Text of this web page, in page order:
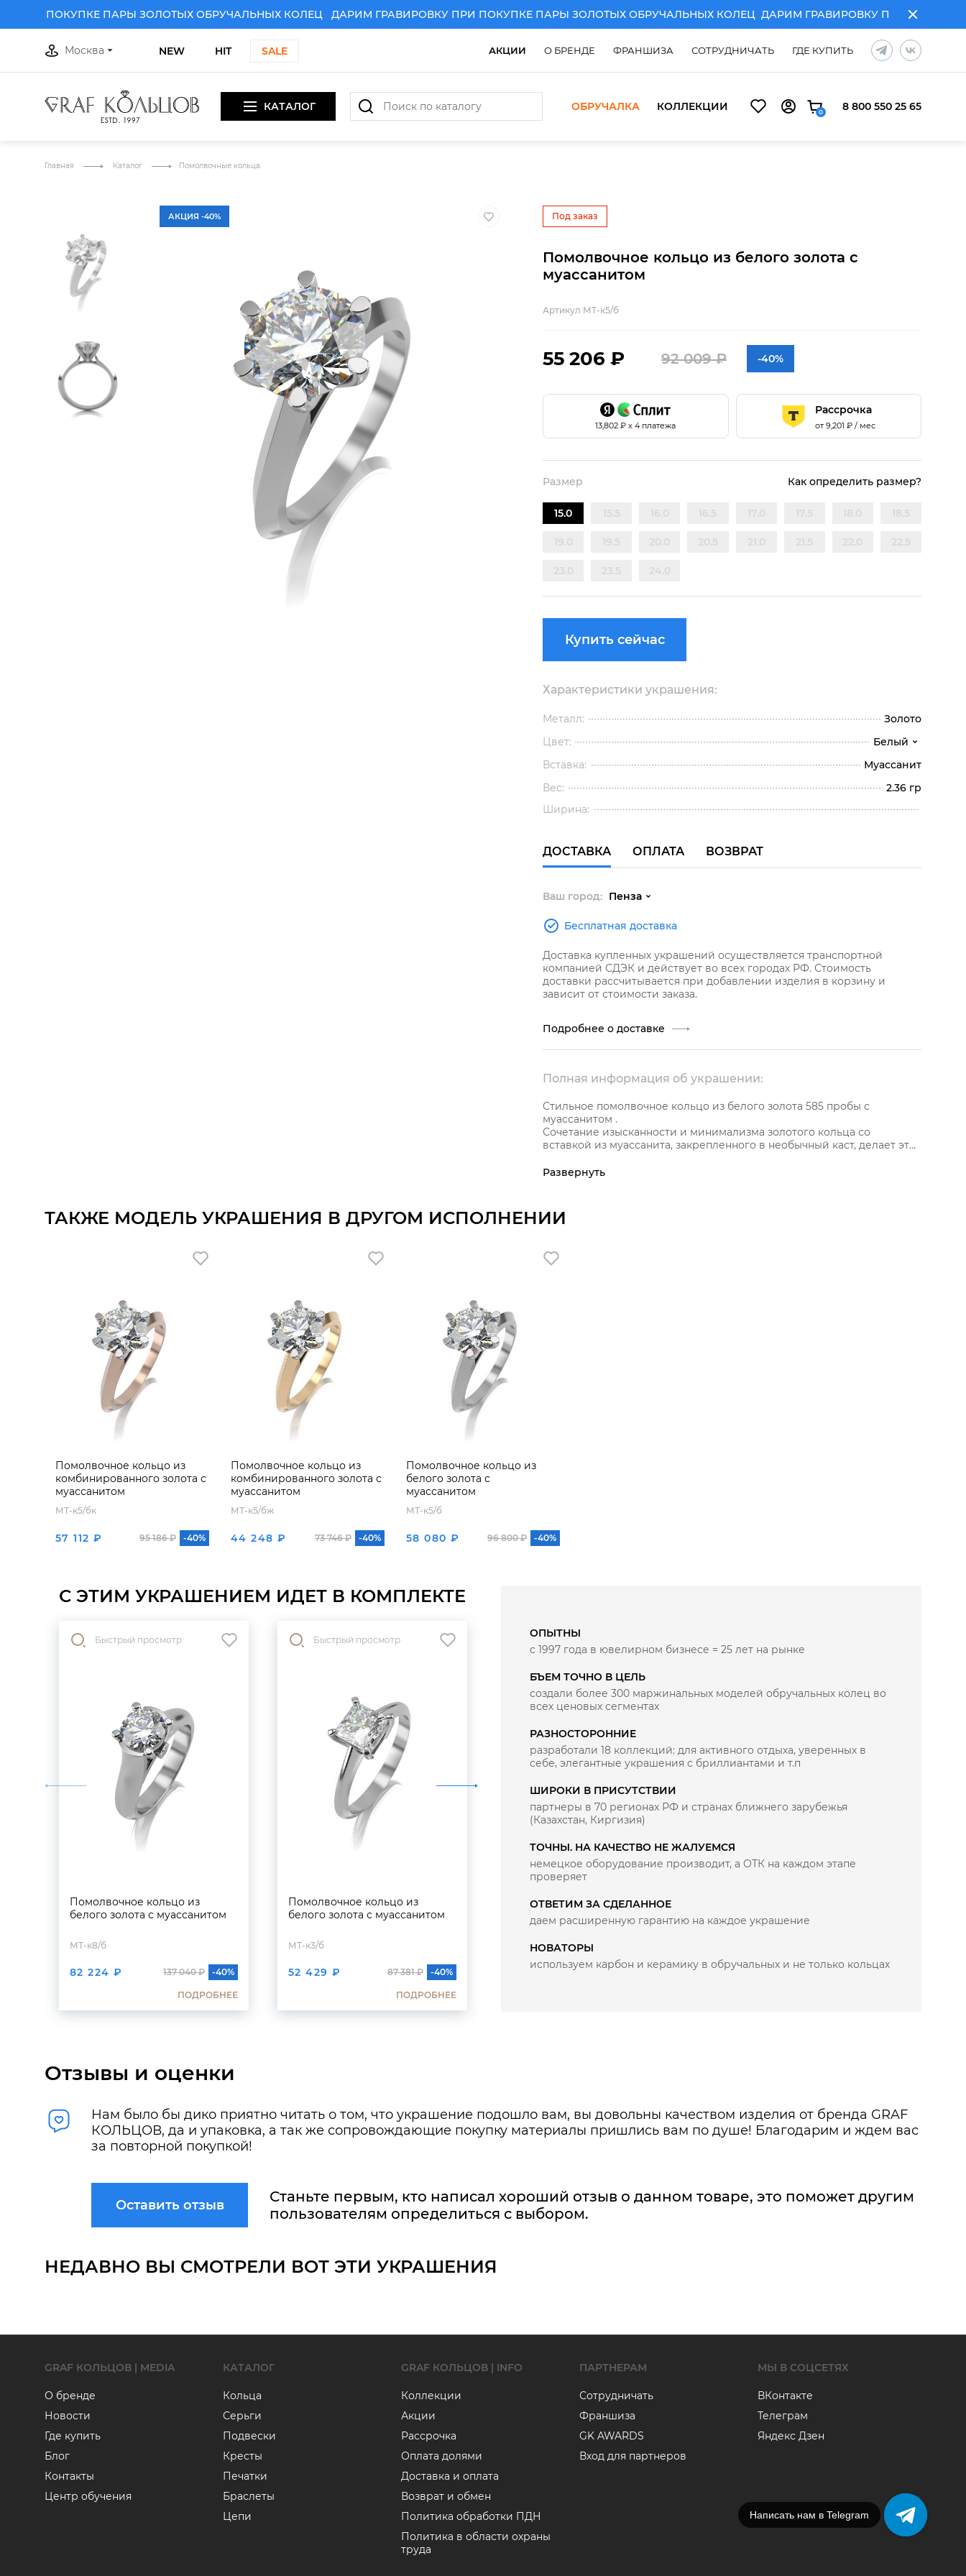
ДАРИМ ГРАВИРОВКУ ПРИ ПОКУПКЕ
ПОКУПКЕ ПАРЫ ЗОЛОТЫХ ОБРУЧАЛЬНЫХ КОЛЕЦ ДАРИМ ГРАВИРОВКУ ПРИ ПОКУПКЕ ПАРЫ ЗОЛОТЫХ ОБРУЧАЛЬНЫХ КОЛЕЦ
Москва NEW HIT SALE АКЦИИ О БРЕНДЕ ФРАНШИЗА СОТРУДНИЧАТЬ ГДЕ КУПИТЬ
КАТАЛОГ ОБРУЧАЛКА КОЛЛЕКЦИИ 0 8 800 550 25 65
Главная Каталог Помолвочные кольца
АКЦИЯ -40% Под заказ
Помолвочное кольцо из белого золота с
муассанитом
Артикул МТ-к5/б
55 206 ₽ 92 009 ₽ -40%
13,802 ₽ х 4 платежа
Рассрочка
от9,201 ₽ / мес
Размер Как определить размер?
15.0
Купить сейчас
Характеристики украшения:
Металл:
Золото
Цвет:
Белый
Вставка:
Муассанит
Вес:
2.36 гр
Ширина:
ДОСТАВКА ОПЛАТА ВОЗВРАТ
Ваш город: Пенза
Бесплатная доставка
Доставка купленных украшений осуществляется транспортной
компанией СДЭК и действует во всех городах РФ. Стоимость
доставки рассчитывается при добавлении изделия в корзину и
зависит от стоимости заказа.
Подробнее о доставке
Полная информация об украшении:
Стильное помолвочное кольцо из белого золота 585 пробы с
муассанитом .
Сочетание изысканности и минимализма золотого кольца со
вставкой из муассанита, закрепленного в необычный каст, делает это
девушек.
чистотой, сравнимым с бриллиантом самой тонкой огранки.
Средняя характеристика вставок на артикул: 1 Кр 1,0 ct 1/2 .
Развернуть
ТАКЖЕ МОДЕЛЬ УКРАШЕНИЯ В ДРУГОМ ИСПОЛНЕНИИ
Помолвочное кольцо из
комбинированного золота с
муассанитом
МТ-к5/бк
57 112 ₽ 95 186 ₽ -40%
Помолвочное кольцо из
комбинированного золота с
муассанитом
МТ-к5/бж
44 248 ₽ 73 746 ₽ -40%
Помолвочное кольцо из
белого золота с
муассанитом
МТ-к5/б
58 080 ₽ 96 800 ₽ -40%
С ЭТИМ УКРАШЕНИЕМ ИДЕТ В КОМПЛЕКТЕ
Быстрый просмотр
Помолвочное кольцо из
белого золота с муассанитом
МТ-к8/б
82 224 ₽ 137 040 ₽ -40%
ПОДРОБНЕЕ
Быстрый просмотр
Помолвочное кольцо из
белого золота с муассанитом
МТ-к3/б
52 429 ₽ 87 381 ₽ -40%
ПОДРОБНЕЕ
Быстрый просмотр
Помолвочное кольцо из
МТ-к2/б
26 492 ₽ 44 153 ₽ -40%
ОПЫТНЫ
с 1997 года в ювелирном бизнесе = 25 лет на рынке
БЪЕМ ТОЧНО В ЦЕЛЬ
создали более 300 маржинальных моделей обручальных колец во
всех ценовых сегментах
РАЗНОСТОРОННИЕ
разработали 18 коллекций: для активного отдыха, уверенных в
себе, элегантные украшения с бриллиантами и т.п
ШИРОКИ В ПРИСУТСТВИИ
партнеры в 70 регионах РФ и странах ближнего зарубежья
(Казахстан, Киргизия)
ТОЧНЫ. НА КАЧЕСТВО НЕ ЖАЛУЕМСЯ
немецкое оборудование производит, а ОТК на каждом этапе
проверяет
ОТВЕТИМ ЗА СДЕЛАННОЕ
даем расширенную гарантию на каждое украшение
НОВАТОРЫ
используем карбон и керамику в обручальных и не только кольцах
Отзывы и оценки
Нам было бы дико приятно читать о том, что украшение подошло вам, вы довольны качеством изделия от бренда GRAF
КОЛЬЦОВ, да и упаковка, а так же сопровождающие покупку материалы пришлись вам по душе! Благодарим и ждем вас
за повторной покупкой!
Оставить отзыв
Станьте первым, кто написал хороший отзыв о данном товаре, это поможет другим
пользователям определиться с выбором.
НЕДАВНО ВЫ СМОТРЕЛИ ВОТ ЭТИ УКРАШЕНИЯ
GRAF КОЛЬЦОВ | MEDIA
О бренде
Новости
Где купить
Блог
Контакты
Центр обучения
КАТАЛОГ
Кольца
Серьги
Подвески
Кресты
Печатки
Браслеты
Цепи
GRAF КОЛЬЦОВ | INFO
Коллекции
Акции
Рассрочка
Оплата долями
Доставка и оплата
Возврат и обмен
Политика обработки ПДН
Политика в области охраны
труда
ПАРТНЕРАМ
Сотрудничать
Франшиза
GK AWARDS
Вход для партнеров
МЫ В СОЦСЕТЯХ
ВКонтакте
Телеграм
Яндекс Дзен
Напишите нам в MAX